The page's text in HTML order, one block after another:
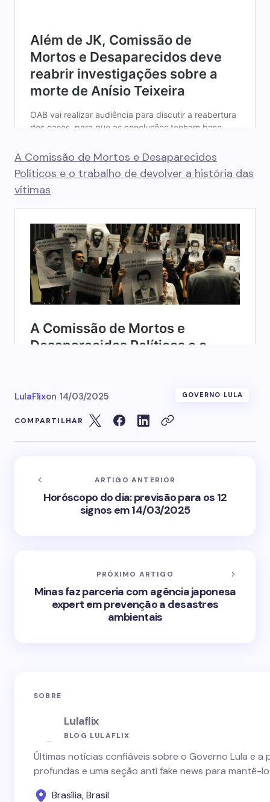
A Comissão de Mortos e Desaparecidos
Políticos e o trabalho de devolver a história das
vítimas
LulaFlixon 14/03/2025 GOVERNO LULA
COMPARTILHAR
ARTIGO ANTERIOR
Horóscopo do dia: previsão para os 12
signos em 14/03/2025
PRÓXIMO ARTIGO
Minas faz parceria com agência japonesa
expert em prevenção a desastres
ambientais
SOBRE
Lulaflix
BLOG LULAFLIX
Últimas notícias confiáveis sobre o Governo Lula e
profundas e uma seção anti fake news para mantê-
Brasília, Brasil